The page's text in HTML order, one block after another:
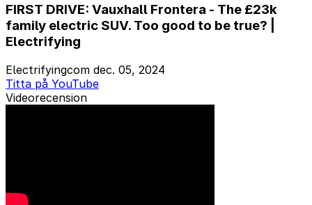
FIRST DRIVE: Vauxhall Frontera - The £23k
family electric SUV. Too good to be true? |
Electrifying
Electrifyingcom dec. 05, 2024
Titta på YouTube
Videorecension